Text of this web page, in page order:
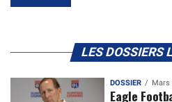
LES DOSSIERS
DOSSIER Mars
Eagle